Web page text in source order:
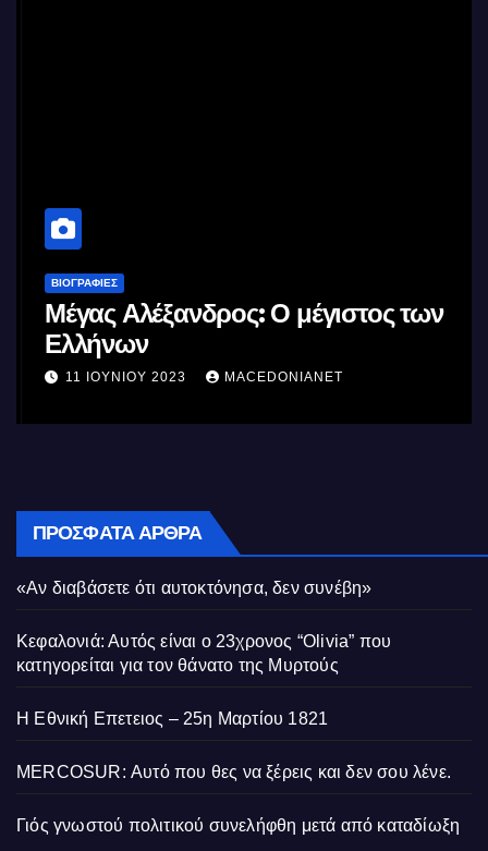
ΒΙΟΓΡΑΦΊΕΣ
Μέγας Αλέξανδρος: Ο μέγιστος των
Ελλήνων
11 ΙΟΥΝΊΟΥ 2023 MACEDONIANET
ΠΡΌΣΦΑΤΑ ΆΡΘΡΑ
«Αν διαβάσετε ότι αυτοκτόνησα, δεν συνέβη»
Κεφαλονιά: Αυτός είναι ο 23χρονος “Olivia” που
κατηγορείται για τον θάνατο της Μυρτούς
Η Εθνική Επετειος – 25η Μαρτίου 1821
MERCOSUR: Αυτό που θες να ξέρεις και δεν σου λένε.
Γιός γνωστού πολιτικού συνελήφθη μετά από καταδίωξη